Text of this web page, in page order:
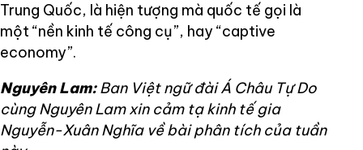
Trung Quốc, là hiện tượng mà quốc tế gọi là
một “nền kinh tế công cụ”, hay “captive
economy”.
Nguyên Lam:Ban Việt ngữ đài Á Châu Tự Do
cùng Nguyên Lam xin cảm tạ kinh tế gia
Nguyễn-Xuân Nghĩa về bài phân tích của tuần